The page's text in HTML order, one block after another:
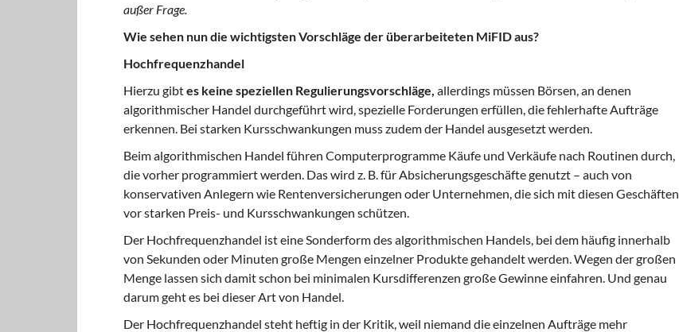
außer Frage.
Wie sehen nun die wichtigsten Vorschläge der überarbeiteten MiFID aus?
Hochfrequenzhandel
Hierzu gibtes keine speziellen Regulierungsvorschläge, allerdings müssen Börsen, an denen
algorithmischer Handel durchgeführt wird, spezielle Forderungen erfüllen, die fehlerhafte Aufträge
erkennen. Bei starken Kursschwankungen muss zudem der Handel ausgesetzt werden.
Beim algorithmischen Handel führen Computerprogramme Käufe und Verkäufe nach Routinen durch,
die vorher programmiert werden. Das wird z. B. für Absicherungsgeschäfte genutzt – auch von
konservativen Anlegern wie Rentenversicherungen oder Unternehmen, die sich mit diesen Geschäften
vor starken Preis- und Kursschwankungen schützen.
Der Hochfrequenzhandel ist eine Sonderform des algorithmischen Handels, bei dem häufig innerhalb
von Sekunden oder Minuten große Mengen einzelner Produkte gehandelt werden. Wegen der großen
Menge lassen sich damit schon bei minimalen Kursdifferenzen große Gewinne einfahren. Und genau
darum geht es bei dieser Art von Handel.
Der Hochfrequenzhandel steht heftig in der Kritik, weil niemand die einzelnen Aufträge mehr